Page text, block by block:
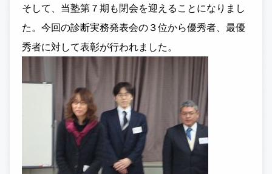
そして、当塾第７期も閉会を迎えることになりまし
た。今回の診断実務発表会の３位から優秀者、最優
秀者に対して表彰が行われました。